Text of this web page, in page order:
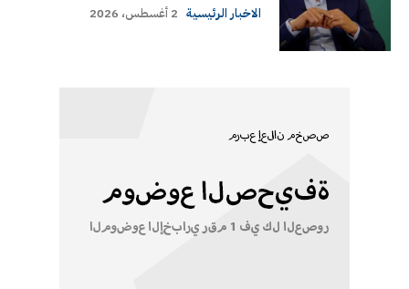
الاخبار الرئيسية 2 أغسطس، 2026